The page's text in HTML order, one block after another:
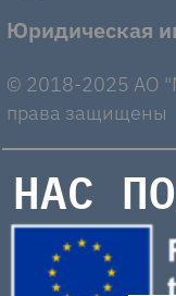
Юридическая
© 2018-2025 AO
права защищены
НАС